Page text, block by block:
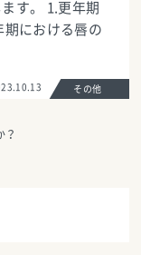
す。 1.更年期
期における唇の
その他
？